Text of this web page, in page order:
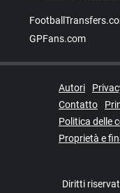
GPFans.com
Autori
Contatto
Politica delle
Proprietà e
Diritti